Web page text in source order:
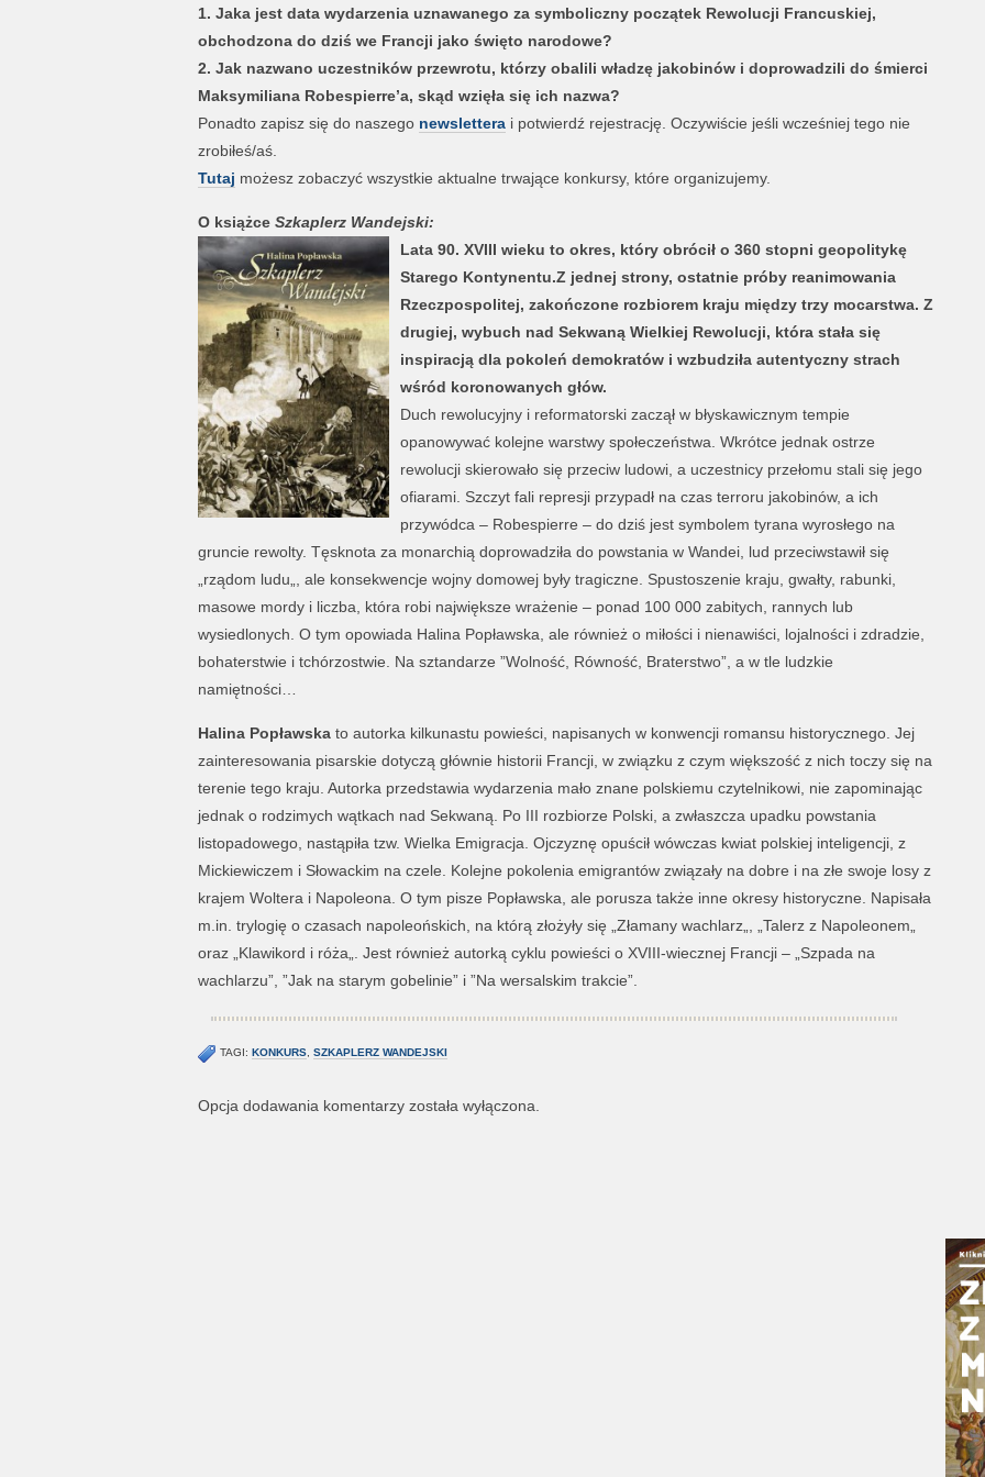
1. Jaka jest data wydarzenia uznawanego za symboliczny początek Rewolucji Francuskiej,
obchodzona do dziś we Francji jako święto narodowe?
2. Jak nazwano uczestników przewrotu, którzy obalili władzę jakobinów i doprowadzili do śmierci
Maksymiliana Robespierre’a, skąd wzięła się ich nazwa?
Ponadto zapisz się do naszego newsletterai potwierdź rejestrację. Oczywiście jeśli wcześniej tego nie
zrobiłeś/aś.
Tutaj możesz zobaczyć wszystkie aktualne trwające konkursy, które organizujemy.
O książce Szkaplerz Wandejski:
Lata 90. XVIII wieku to okres, który obrócił o 360 stopni geopolitykę
Starego Kontynentu.Z jednej strony, ostatnie próby reanimowania
Rzeczpospolitej, zakończone rozbiorem kraju między trzy mocarstwa. Z
drugiej, wybuch nad Sekwaną Wielkiej Rewolucji, która stała się
inspiracją dla pokoleń demokratów i wzbudziła autentyczny strach
wśród koronowanych głów.
Duch rewolucyjny i reformatorski zaczął w błyskawicznym tempie
opanowywać kolejne warstwy społeczeństwa. Wkrótce jednak ostrze
rewolucji skierowało się przeciw ludowi, a uczestnicy przełomu stali się jego
ofiarami. Szczyt fali represji przypadł na czas terroru jakobinów, a ich
przywódca – Robespierre – do dziś jest symbolem tyrana wyrosłego na
gruncie rewolty. Tęsknota za monarchią doprowadziła do powstania w Wandei, lud przeciwstawił się
„rządom ludu„, ale konsekwencje wojny domowej były tragiczne. Spustoszenie kraju, gwałty, rabunki,
masowe mordy i liczba, która robi największe wrażenie – ponad 100 000 zabitych, rannych lub
wysiedlonych. O tym opowiada Halina Popławska, ale również o miłości i nienawiści, lojalności i zdradzie,
bohaterstwie i tchórzostwie. Na sztandarze ”Wolność, Równość, Braterstwo”, a w tle ludzkie
namiętności…
Halina Popławska to autorka kilkunastu powieści, napisanych w konwencji romansu historycznego. Jej
zainteresowania pisarskie dotyczą głównie historii Francji, w związku z czym większość z nich toczy się na
terenie tego kraju. Autorka przedstawia wydarzenia mało znane polskiemu czytelnikowi, nie zapominając
jednak o rodzimych wątkach nad Sekwaną. Po III rozbiorze Polski, a zwłaszcza upadku powstania
listopadowego, nastąpiła tzw. Wielka Emigracja. Ojczyznę opuścił wówczas kwiat polskiej inteligencji, z
Mickiewiczem i Słowackim na czele. Kolejne pokolenia emigrantów związały na dobre i na złe swoje losy z
krajem Woltera i Napoleona. O tym pisze Popławska, ale porusza także inne okresy historyczne. Napisała
m.in. trylogię o czasach napoleońskich, na którą złożyły się „Złamany wachlarz„, „Talerz z Napoleonem„
oraz „Klawikord i róża„. Jest również autorką cyklu powieści o XVIII-wiecznej Francji – „Szpada na
wachlarzu”, ”Jak na starym gobelinie” i ”Na wersalskim trakcie”.
TAGI: KONKURS, SZKAPLERZ WANDEJSKI
Opcja dodawania komentarzy została wyłączona.